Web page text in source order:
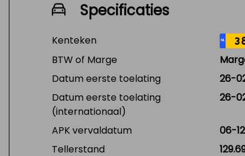
Specificaties
Kenteken NL
BTW of Marge
Datum eerste toelating
26-
Datum eerste toelating
(internationaal)
26-
APK vervaldatum
06-
Tellerstand